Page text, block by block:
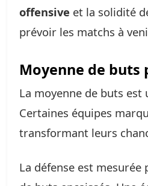
offensive et la solidité
prévoir les matchs à
Moyenne de buts
La moyenne de buts est
Certaines équipes
transformant leurs
La défense est